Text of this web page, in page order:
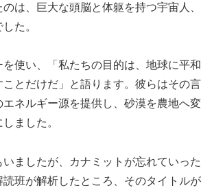
は、巨大な頭脳と体躯を持つ宇宙人、
た。
使い、「私たちの目的は、地球に平和
ことだけだ」と語ります。彼らはその言
ネルギー源を提供し、砂漠を農地へ変
ました。
ましたが、カナミットが忘れていった
班が解析したところ、そのタイトルが